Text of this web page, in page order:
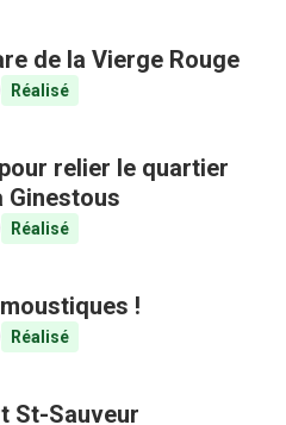
de la Vierge Rouge
Réalisé
relier le quartier
Ginestous
Réalisé
!
Réalisé
St-Sauveur